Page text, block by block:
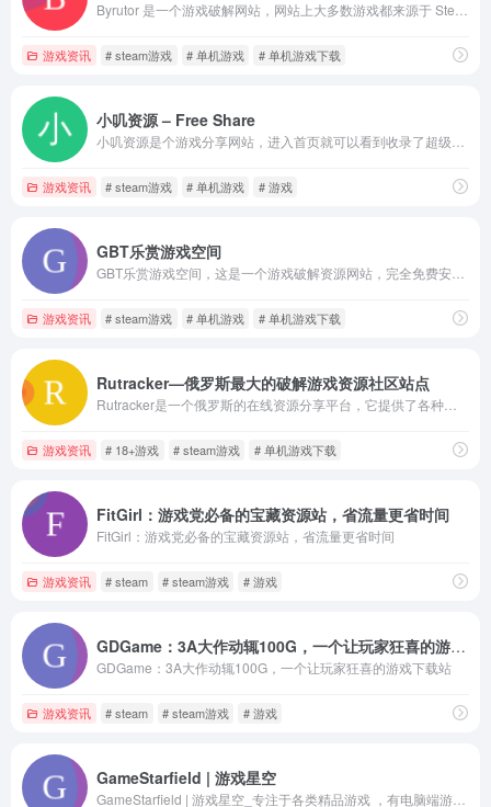
游戏资讯 # steam游戏 # 单机游戏 # 单机游戏下载
小叽资源 – Free Share
游戏资讯 # steam游戏 # 单机游戏 # 游戏
GBT乐赏游戏空间
游戏资讯 # steam游戏 # 单机游戏 # 单机游戏下载
Rutracker—俄罗斯最大的破解游戏资源社区站点
游戏资讯 # 18+游戏 # steam游戏 # 单机游戏下载
FitGirl：游戏党必备的宝藏资源站，省流量更省时间
FitGirl：游戏党必备的宝藏资源站，省流量更省时间
游戏资讯 # steam # steam游戏 # 游戏
GDGame：3A大作动辄100G，一个让玩家狂喜的游戏下载站
GDGame：3A大作动辄100G，一个让玩家狂喜的游戏下载站
游戏资讯 # steam # steam游戏 # 游戏
GameStarfield | 游戏星空